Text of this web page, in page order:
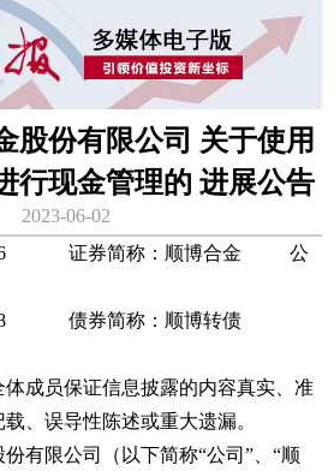
股份有限公司 关于使用
行现金管理的 进展公告
2023-06-02
证券简称：顺博合金 公
债券简称：顺博转债
成员保证信息披露的内容真实、准
、误导性陈述或重大遗漏。
限公司（以下简称“公司”、“顺